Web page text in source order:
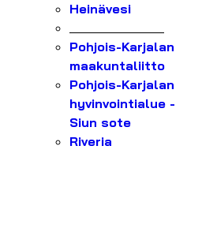
Heinävesi
Pohjois-Karjalan
maakuntaliitto
Pohjois-Karjalan
hyvinvointialue -
Siun sote
Riveria